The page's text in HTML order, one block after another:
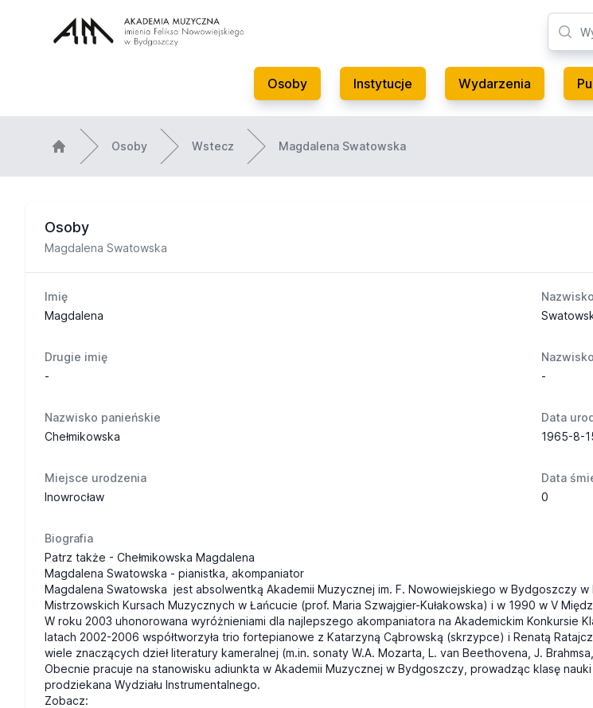
Osoby Instytucje Wydarzenia
Osoby Wstecz Magdalena Swatowska
Osoby
Magdalena Swatowska
Imię
Magdalena
Nazwisko
Drugie imię
-
-
Nazwisko panieńskie
Chełmikowska
Data
1965-8-
Miejsce urodzenia
Inowrocław
Data
0
Biografia
Patrz także - Chełmikowska Magdalena
Magdalena Swatowska - pianistka, akompaniator
Magdalena Swatowska jest absolwentką Akademii Muzycznej im. F. Nowowiejskiego w Bydgoszczy
Mistrzowskich Kursach Muzycznych w Łańcucie (prof. Maria Szwajgier-Kułakowska) i w 1990 w V
W roku 2003 uhonorowana wyróżnieniami dla najlepszego akompaniatora na Akademickim Konkursie
latach 2002-2006 współtworzyła trio fortepianowe z Katarzyną Cąbrowską (skrzypce) i Renatą
wiele znaczących dzieł literatury kameralnej (m.in. sonaty W.A. Mozarta, L. van Beethovena, J.
Obecnie pracuje na stanowisku adiunkta w Akademii Muzycznej w Bydgoszczy, prowadząc klasę
prodziekana Wydziału Instrumentalnego.
Zobacz: